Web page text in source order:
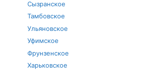
Сызранское
Тамбовское
Ульяновское
Уфимское
Фрунзенское
Харьковское